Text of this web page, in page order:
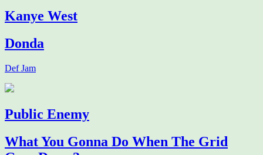
Kanye West
Donda
Def Jam
Public Enemy
What You Gonna Do When The Grid